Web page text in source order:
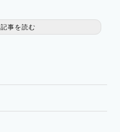
記事を読む